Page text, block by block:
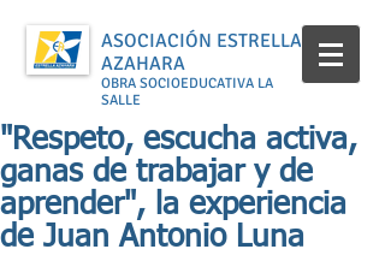
ASOCIACIÓN ESTRELLA
AZAHARA
OBRA SOCIOEDUCATIVA LA
SALLE
"Respeto, escucha activa,
ganas de trabajar y de
aprender", la experiencia
de Juan Antonio Luna